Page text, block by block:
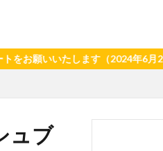
たします（2024年6月21日以降
ュブ